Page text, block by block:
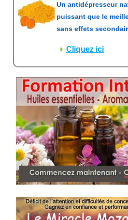
Un antidépresseur
puissant que le
sans effets
Cliquez ici